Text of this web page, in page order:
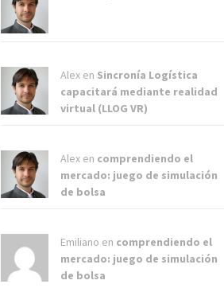
Alex en Sincronía Logística
capacitará mediante realidad
virtual (LLOG VR)
Alex en comprendiendo el
mercado: juego de simulación
de bolsa
Emiliano en comprendiendo el
mercado: juego de simulación
de bolsa